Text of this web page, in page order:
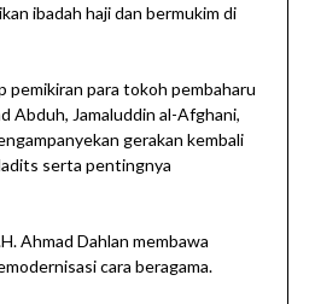
ibadah haji dan bermukim di
pemikiran para tokoh pembaharu
Abduh, Jamaluddin al-Afghani,
gerakan kembali
serta pentingnya
Ahmad Dahlan membawa
cara beragama.